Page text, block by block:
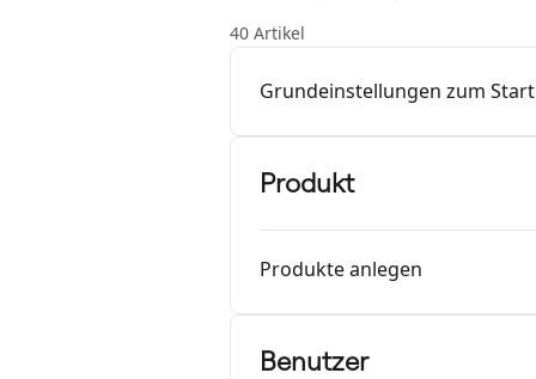
40 Artikel
Grundeinstellungen zum Start
Produkt
Produkte anlegen
Benutzer